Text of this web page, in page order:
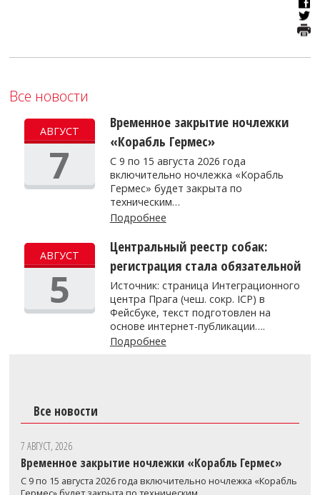
Все новости
АВГУСТ
7
Временное закрытие ночлежки
«Корабль Гермес»
С 9 по 15 августа 2026 года
включительно ночлежка «Корабль
Гермес» будет закрыта по
техническим…
Подробнее
АВГУСТ
5
Центральный реестр собак:
регистрация стала обязательной
Источник: страница Интеграционного
центра Прага (чеш. сокр. ICP) в
Фейсбуке, текст подготовлен на
основе интернет-публикации….
Подробнее
Все новости
7 АВГУСТ, 2026
Временное закрытие ночлежки «Корабль Гермес»
С 9 по 15 августа 2026 года включительно ночлежка «Корабль